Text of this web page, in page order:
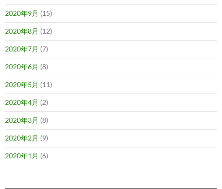
2020年9月 (15)
2020年8月 (12)
2020年7月 (7)
2020年6月 (8)
2020年5月 (11)
2020年4月 (2)
2020年3月 (8)
2020年2月 (9)
2020年1月 (6)